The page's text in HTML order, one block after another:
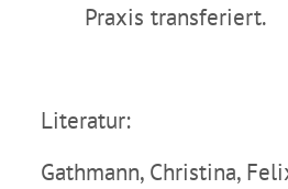
Praxis transferiert.
Literatur:
Gathmann, Christina,